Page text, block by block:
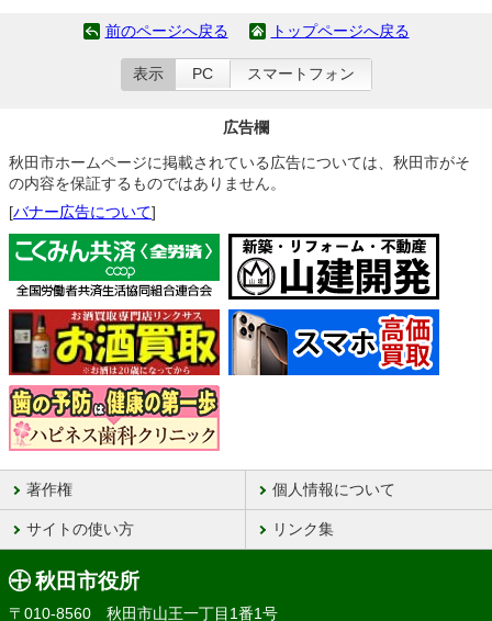
前のページへ戻る トップページへ戻る
表示 PC スマートフォン
広告欄
秋田市ホームページに掲載されている広告については、秋田市がそ
の内容を保証するものではありません。
[バナー広告について]
著作権 個人情報について
サイトの使い方 リンク集
秋田市役所
〒010-8560 秋田市山王一丁目1番1号